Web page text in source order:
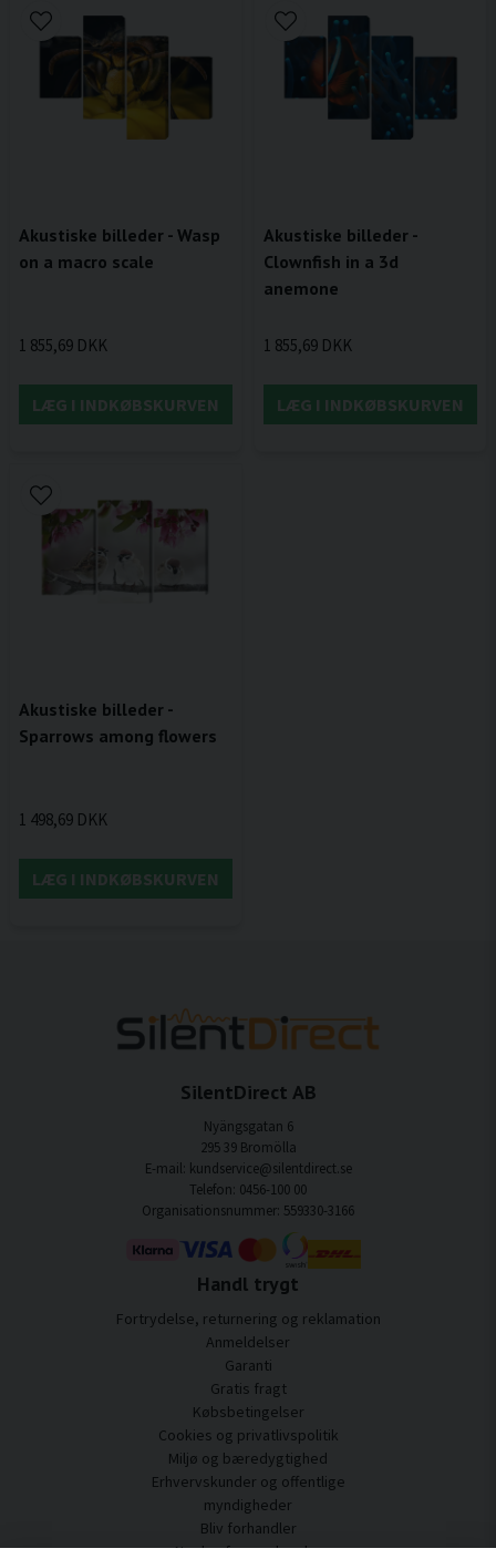
Akustiske billeder - Wasp
on a macro scale
1 855,69 DKK
LÆG I INDKØBSKURVEN
Akustiske billeder -
Clownfish in a 3d
anemone
1 855,69 DKK
LÆG I INDKØBSKURVEN
Akustiske billeder -
Sparrows among flowers
1 498,69 DKK
LÆG I INDKØBSKURVEN
SilentDirect AB
Nyängsgatan 6
295 39 Bromölla
E-mail: kundservice@silentdirect.se
Telefon: 0456-100 00
Organisationsnummer: 559330-3166
Handl trygt
Fortrydelse, returnering og reklamation
Anmeldelser
Garanti
Gratis fragt
Købsbetingelser
Cookies og privatlivspolitik
Miljø og bæredygtighed
Erhvervskunder og offentlige
myndigheder
Bliv forhandler
Nogle af vores kunder